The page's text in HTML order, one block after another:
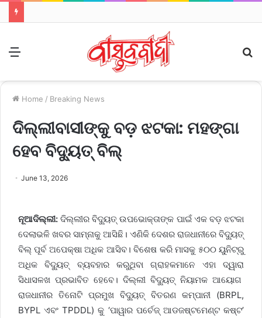
Home / Breaking News
ଦିଲ୍ଲୀବାସୀଙ୍କୁ ବଡ଼ ଝଟକା: ମହଙ୍ଗା
ହେବ ବିଦ୍ୟୁତ୍ ବିଲ୍‌
June 13, 2026
ନୂଆଦିଲ୍ଲୀ: ଦିଲ୍ଲୀର ବିଦ୍ୟୁତ୍ ଉପଭୋକ୍ତାଙ୍କ ପାଇଁ ଏକ ବଡ଼ ଝଟକା
ଦେଲାଭଳି ଖବର ସାମ୍ନାକୁ ଆସିଛି। ଏଣିକି ଦେଶର ରାଜଧାନୀରେ ବିଦ୍ୟୁତ୍
ବିଲ୍ ପୂର୍ବ ଅପେକ୍ଷା ଅଧିକ ଆସିବ। ବିଶେଷ କରି ମାସକୁ ୫୦୦ ୟୁନିଟ୍‌ରୁ
ଅଧିକ ବିଦ୍ୟୁତ୍ ବ୍ୟବହାର କରୁଥିବା ଗ୍ରାହକମାନେ ଏହା ଦ୍ୱାରା
ସିଧାସଳଖ ପ୍ରଭାବିତ ହେବେ। ଦିଲ୍ଲୀ ବିଦ୍ୟୁତ୍ ନିୟାମକ ଆୟୋଗ
ରାଜଧାନୀର ତିନୋଟି ପ୍ରମୁଖ ବିଦ୍ୟୁତ୍ ବିତରଣ କମ୍ପାନୀ (BRPL,
BYPL ଏବଂ TPDDL) କୁ ‘ପାୱାର ପର୍ଚେଜ୍ ଆଡଜଷ୍ଟମେଣ୍ଟ କଷ୍ଟ’